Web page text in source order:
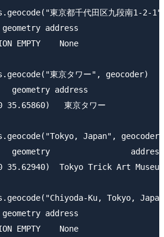
東京都千代田区九段南1-2-
address
EMPTY    None
東京タワー", geocoder)
geometry address
35.65860)   東京タワー
Japan", geocoder)
geometry                 address
35.62940)  Tokyo Trick Art Museum
Ku, Tokyo,
address